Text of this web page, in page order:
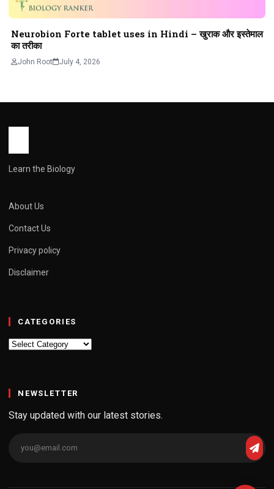
Neurobion Forte tablet uses in Hindi – खुराक और इस्तेमाल
का तरीका
John Root July 4, 2026
Learn the Biology
About Us
Contact Us
Privacy policy
Disclaimer
CATEGORIES
Categories
NEWSLETTER
Stay updated with our latest stories.